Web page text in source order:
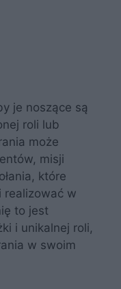
je noszące są
roli lub
może
misji
które
realizować w
to jest
i unikalnej roli,
w swoim